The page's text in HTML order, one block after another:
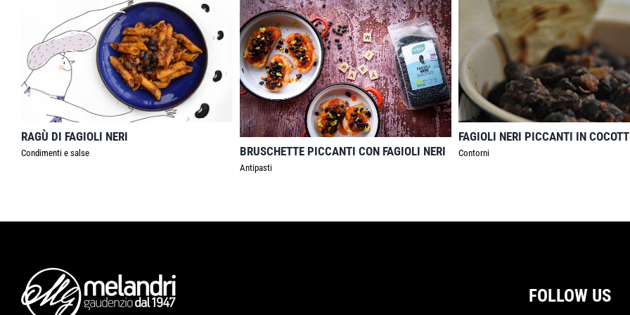
RAGÙ DI FAGIOLI NERI
Condimenti e salse BRUSCHETTE PICCANTI CON FAGIOLI NERI
Antipasti
FAGIOLI NERI PICCANTI IN
Contorni
FOLLOW US